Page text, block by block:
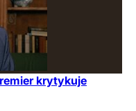
krytykuje